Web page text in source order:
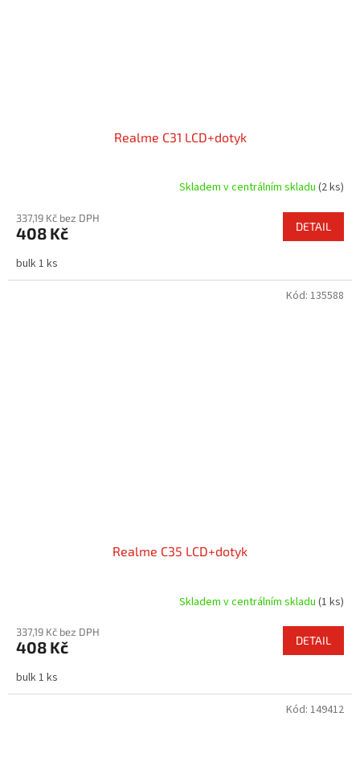
Realme C31 LCD+dotyk
Skladem v centrálním skladu (2 ks)
337,19 Kč bez DPH
408 Kč DETAIL
bulk 1 ks
Realme C35 LCD+dotyk
Skladem v centrálním skladu (1 ks)
337,19 Kč bez DPH
408 Kč DETAIL
bulk 1 ks
Kód: 135588
Kód: 149412